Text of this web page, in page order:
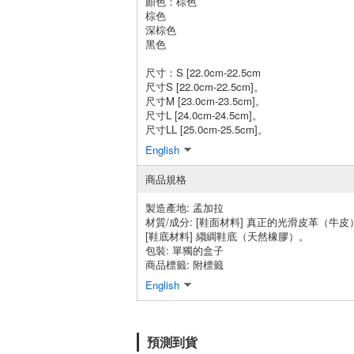
棕色
深棕色
黑色
尺寸：S [22.0cm-22.5cm
尺寸S [22.0cm-22.5cm]。
尺寸M [23.0cm-23.5cm]。
尺寸L [24.0cm-24.5cm]。
尺寸LL [25.0cm-25.5cm]。
English
商品規格
製造產地: 孟加拉
材質/成分: [鞋面材料] 真正的光滑皮革（牛皮
[鞋底材料] 縐綢鞋底（天然橡膠）。
包裝: 單獨的盒子
商品標籤: 附標籤
English
預測到貨